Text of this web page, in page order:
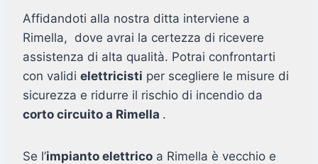
Affidandoti alla nostra ditta interviene a
Rimella, dove avrai la certezza di ricevere
assistenza di alta qualità. Potrai confrontarti
con validi elettricisti per scegliere le misure di
sicurezza e ridurre il rischio di incendio da
corto circuito a Rimella .
Se l’impianto elettrico a Rimella è vecchio e